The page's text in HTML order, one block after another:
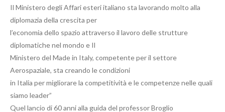
Il Ministero degli Affari esteri italiano sta lavorando molto alla
diplomazia della crescita per
l’economia dello spazio attraverso il lavoro delle strutture
diplomatiche nel mondo e Il
Ministero del Made in Italy, competente per il settore
Aerospaziale, sta creando le condizioni
in Italia per migliorare la competitività e le competenze nelle quali
siamo leader”
Quel lancio di 60 anni alla guida del professor Broglio